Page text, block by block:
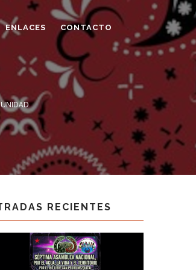
ENLACES CONTACTO
RECIENTES